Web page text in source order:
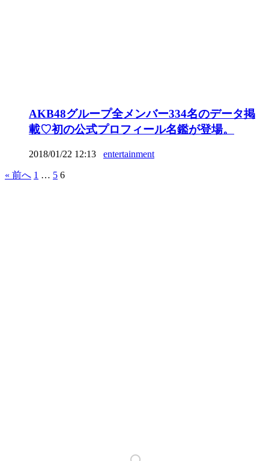
AKB48グループ全メンバー334名のデータ掲
載♡初の公式プロフィール名鑑が登場。
2018/01/22 12:13 entertainment
« 前へ 1 … 5 6